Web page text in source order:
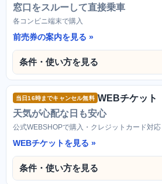
窓口をスルーして直接乗車
各コンビニ端末で購入
前売券の案内を見る
条件・使い方を見る
当日16時までキャンセル無料 WEBチケット
天気が心配な日も安心
公式WEBSHOPで購入・クレジットカード対応
WEBチケットを見る
条件・使い方を見る